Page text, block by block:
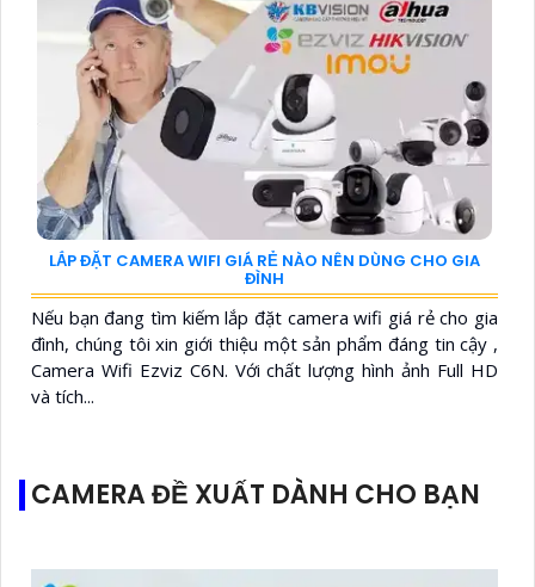
LẮP ĐẶT CAMERA WIFI GIÁ RẺ NÀO NÊN DÙNG CHO GIA
ĐÌNH
Nếu bạn đang tìm kiếm lắp đặt camera wifi giá rẻ cho gia
đình, chúng tôi xin giới thiệu một sản phẩm đáng tin cậy ,
Camera Wifi Ezviz C6N. Với chất lượng hình ảnh Full HD
và tích...
CAMERA ĐỀ XUẤT DÀNH CHO BẠN